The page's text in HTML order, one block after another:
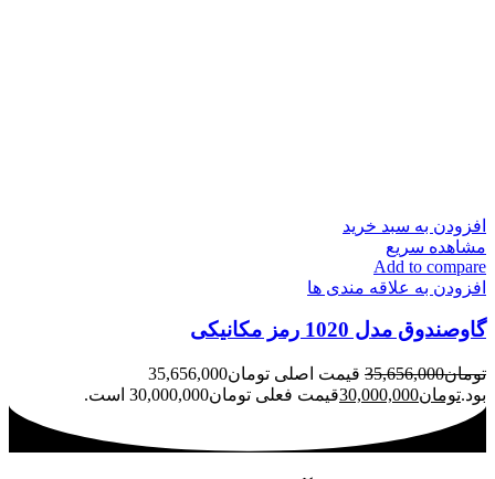
افزودن به سبد خرید
مشاهده سریع
Add to compare
افزودن به علاقه مندی ها
گاوصندوق مدل 1020 رمز مکانیکی
تومان35,656,000
قیمت اصلی تومان35,656,000
بود.تومان30,000,000قیمت فعلی تومان30,000,000 است.